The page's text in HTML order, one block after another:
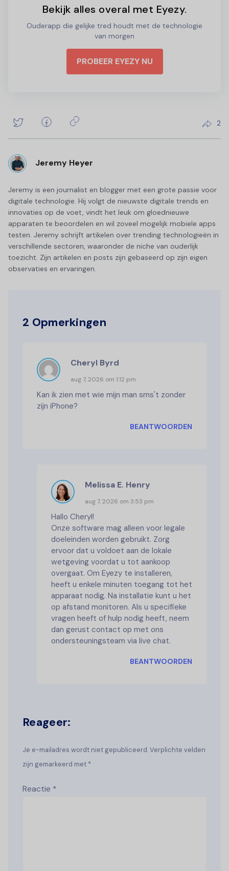
Bekijk alles overal met Eyezy.
Ouderapp die gelijke tred houdt met de technologie
van morgen
PROBEER EYEZY NU
2
Jeremy Heyer
Jeremy is een journalist en blogger met een grote passie voor
digitale technologie. Hij volgt de nieuwste digitale trends en
innovaties op de voet, vindt het leuk om gloednieuwe
apparaten te beoordelen en wil zoveel mogelijk mobiele apps
testen. Jeremy schrijft artikelen over trending technologieën in
verschillende sectoren, waaronder de niche van ouderlijk
toezicht. Zijn artikelen en posts zijn gebaseerd op zijn eigen
observaties en ervaringen.
2 Opmerkingen
Cheryl Byrd
aug 7, 2026 om 1:12 pm
Kan ik zien met wie mijn man sms't zonder
zijn iPhone?
BEANTWOORDEN
Melissa E. Henry
aug 7, 2026 om 3:53 pm
Hallo Cheryl!
Onze software mag alleen voor legale
doeleinden worden gebruikt. Zorg
ervoor dat u voldoet aan de lokale
wetgeving voordat u tot aankoop
overgaat. Om Eyezy te installeren,
heeft u enkele minuten toegang tot het
apparaat nodig. Na installatie kunt u het
op afstand monitoren. Als u specifieke
vragen heeft of hulp nodig heeft, neem
dan gerust contact op met ons
ondersteuningsteam via live chat.
BEANTWOORDEN
Reageer:
Je e-mailadres wordt niet gepubliceerd. Verplichte velden
zijn gemarkeerd met *
Reactie *